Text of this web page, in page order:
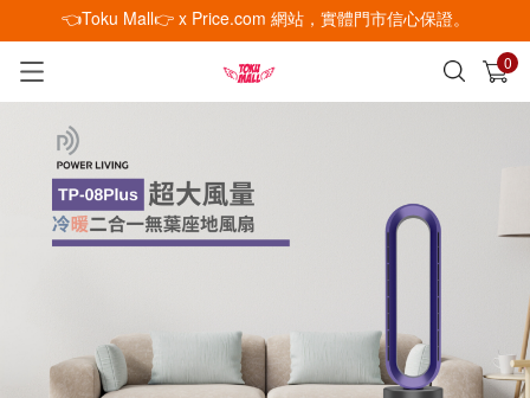
👈Toku Mall👉 x Price.com 網站，實體門市信心保證。
0
已加入購物車 查看